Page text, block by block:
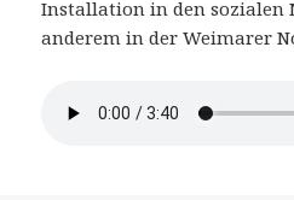
Installation in den sozialen
anderem in der Weimarer